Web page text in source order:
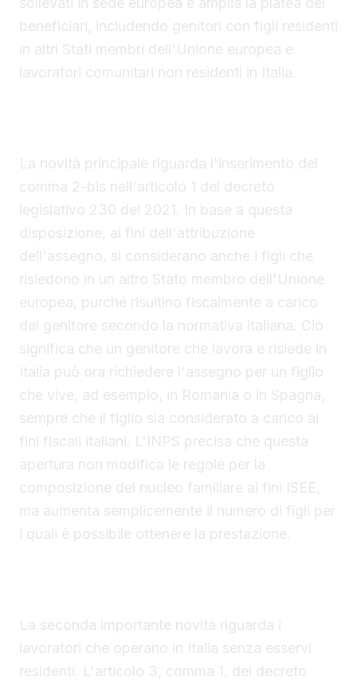
beneficiari, includendo genitori con figli residenti
in altri Stati membri dell'Unione europea e
lavoratori comunitari non residenti in Italia.
La novità principale riguarda l'inserimento del
comma 2-bis nell'articolo 1 del decreto
legislativo 230 del 2021. In base a questa
disposizione, ai fini dell'attribuzione
dell'assegno, si considerano anche i figli che
risiedono in un altro Stato membro dell'Unione
europea, purché risultino fiscalmente a carico
del genitore secondo la normativa italiana. Ciò
significa che un genitore che lavora e risiede in
Italia può ora richiedere l'assegno per un figlio
che vive, ad esempio, in Romania o in Spagna,
sempre che il figlio sia considerato a carico ai
fini fiscali italiani. L'INPS precisa che questa
apertura non modifica le regole per la
composizione del nucleo familiare ai fini ISEE,
ma aumenta semplicemente il numero di figli per
i quali è possibile ottenere la prestazione.
La seconda importante novità riguarda i
lavoratori che operano in Italia senza esservi
residenti. L'articolo 3, comma 1, del decreto